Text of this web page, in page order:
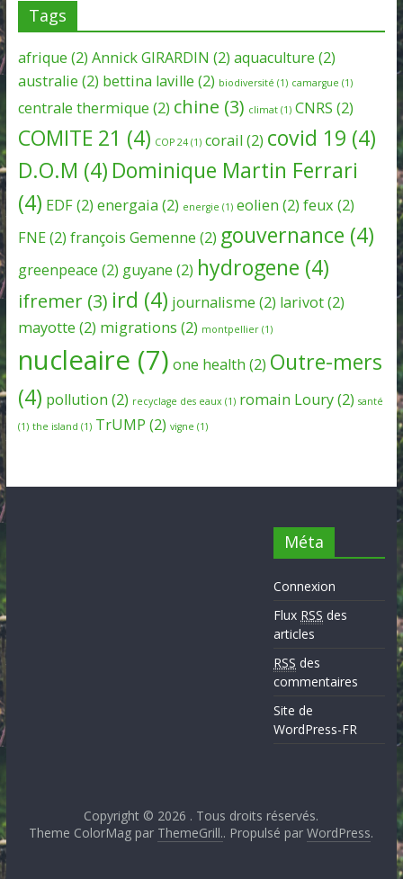
Tags
afrique (2) Annick GIRARDIN (2) aquaculture (2)
australie (2) bettina laville (2) biodiversité (1) camargue (1)
centrale thermique (2) chine (3) climat(1) CNRS (2)
COMITE 21 (4) COP 24(1) corail (2) covid 19 (4)
D.O.M (4) Dominique Martin Ferrari
(4) EDF(2) energaia (2) energie (1) eolien (2) feux (2)
FNE(2) françois Gemenne (2) gouvernance (4)
greenpeace (2) guyane (2) hydrogene (4)
ifremer(3) ird (4) journalisme (2) larivot(2)
mayotte (2) migrations (2) montpellier(1)
nucleaire (7) one health (2) Outre-mers
(4) pollution (2) recyclage des eaux (1) romain Loury(2) santé
(1) the island (1) TrUMP (2) vigne (1)
Méta
Connexion
Flux RSS des
articles
RSS des
commentaires
Site de
WordPress-FR
Copyright © 2026 . Tous droits réservés.
Theme ColorMag par ThemeGrill.. Propulsé parWordPress.